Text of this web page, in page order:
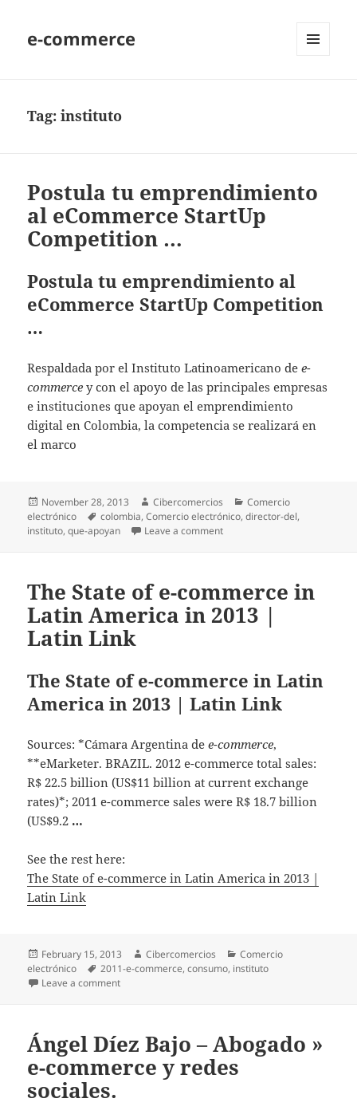
e-commerce
Tag:instituto
Postula tu emprendimiento
al eCommerce StartUp
Competition …
Postula tu emprendimiento al
eCommerce StartUp Competition
…
Respaldada por el Instituto Latinoamericano dee-
commerce y con el apoyo de las principales empresas
e instituciones que apoyan el emprendimiento
digital en Colombia, la competencia se realizará en
el marco
Posted
on
November 28, 2013 Author
Cibercomercios Categories
Comercio
electrónico
Tags
colombia,Comercio electrónico,director-del,
instituto,que-apoyan Leave a comment
The State of e-commerce in
Latin America in 2013 |
Latin Link
The State of e-commerce in Latin
America in 2013 | Latin Link
Sources: *Cámara Argentina dee-commerce,
**eMarketer. BRAZIL. 2012 e-commerce total sales:
R$ 22.5 billion (US$11 billion at current exchange
rates)*; 2011 e-commerce sales were R$ 18.7 billion
(US$9.2 …
See the rest here:
The State of e-commerce in Latin America in 2013 |
Latin Link
Posted
on
February 15, 2013 Author
Cibercomercios Categories
Comercio
electrónico
Tags
2011-e-commerce,consumo, instituto
Leave a comment
Ángel Díez Bajo – Abogado »
e-commerce y redes
sociales.